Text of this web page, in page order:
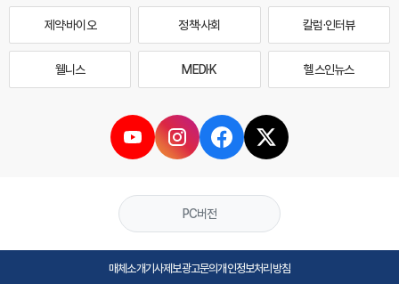
제약·바이오 정책·사회 칼럼·인터뷰
웰니스 MEDI·K 헬스인뉴스
PC버전
매체소개기사제보광고문의개인정보처리방침